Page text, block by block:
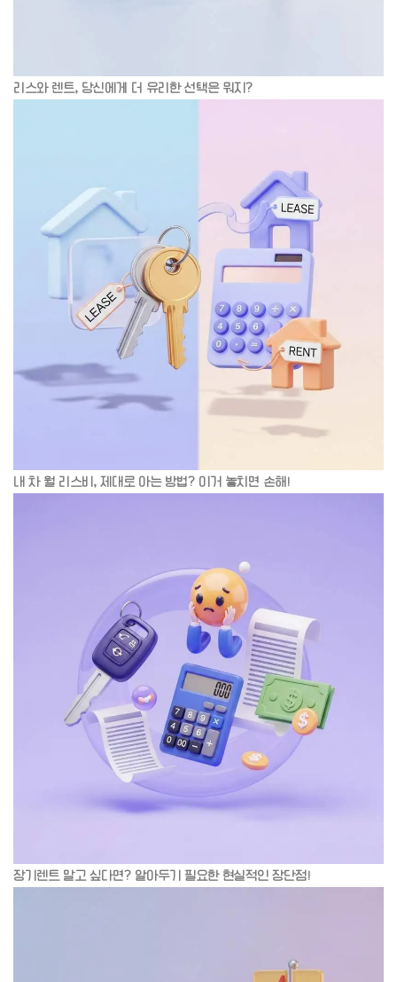
리스와 렌트, 당신에게 더 유리한 선택은 뭐지?
내 차 월 리스비, 제대로 아는 방법? 이거 놓치면 손해!
장기렌트 말고 싶다면? 알아두기 필요한 현실적인 장단점!